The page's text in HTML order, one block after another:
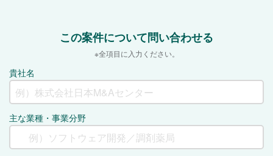
この案件について問い合わせる
※全項目に入力ください。
貴社名
主な業種・事業分野